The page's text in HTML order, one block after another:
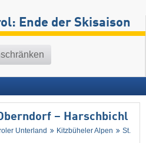
Ende der Skisaison
– Harschbichl
Unterland Kitzbüheler Alpen
St.